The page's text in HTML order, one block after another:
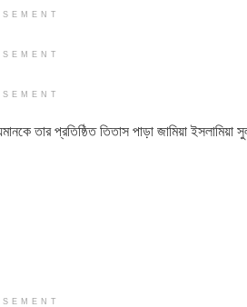
প্রতিষ্ঠিত তিতাস পাড়া জামিয়া ইসলামিয়া